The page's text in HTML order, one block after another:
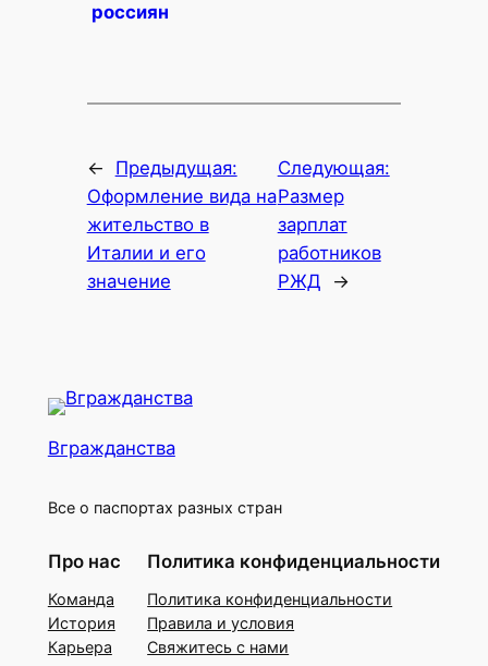
россиян
←
Предыдущая:
Оформление вида на
жительство в
Италии и его
значение
Следующая:
Размер
зарплат
работников
РЖД
→
Вгражданства
Все о паспортах разных стран
Про нас
Команда
История
Карьера
Политика конфиденциальности
Политика конфиденциальности
Правила и условия
Свяжитесь с нами